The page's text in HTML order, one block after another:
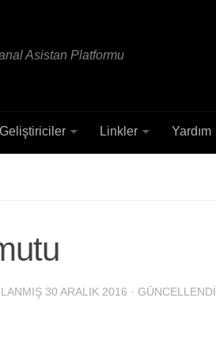
Asistan Platformu
Geliştiriciler Linkler Yardım
30 ARALIK 2016 · GÜNCELLENDI